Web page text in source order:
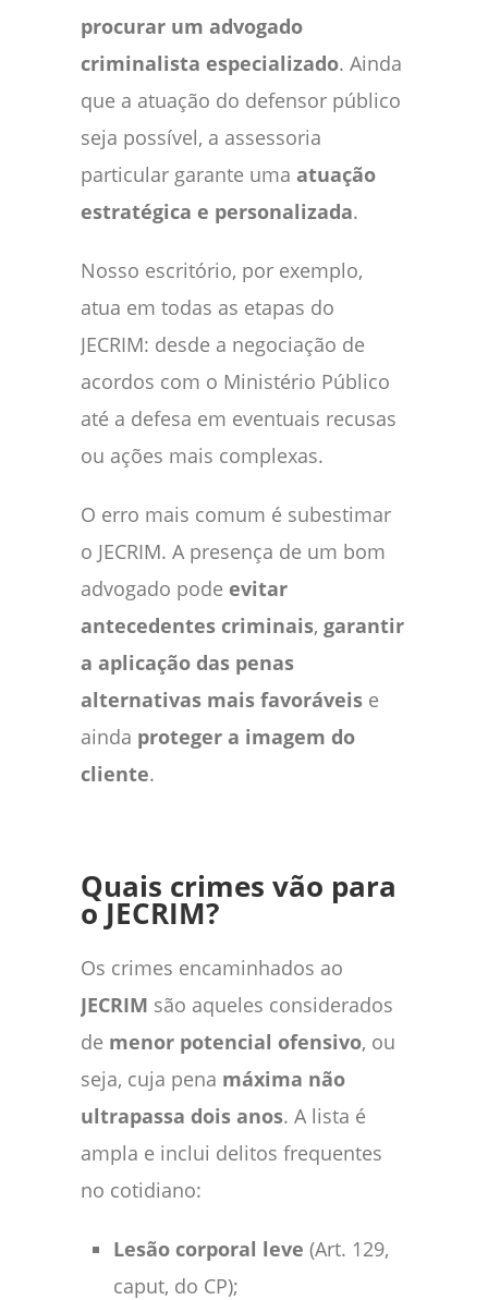
procurar um advogado
criminalista especializado. Ainda
que a atuação do defensor público
seja possível, a assessoria
particular garante uma atuação
estratégica e personalizada.
Nosso escritório, por exemplo,
atua em todas as etapas do
JECRIM: desde a negociação de
acordos com o Ministério Público
até a defesa em eventuais recusas
ou ações mais complexas.
O erro mais comum é subestimar
o JECRIM. A presença de um bom
advogado pode evitar
antecedentes criminais, garantir
a aplicação das penas
alternativas mais favoráveis e
ainda proteger a imagem do
cliente.
Quais crimes vão para
o JECRIM?
Os crimes encaminhados ao
JECRIM são aqueles considerados
de menor potencial ofensivo, ou
seja, cuja pena máxima não
ultrapassa dois anos. A lista é
ampla e inclui delitos frequentes
no cotidiano:
Lesão corporal leve (Art. 129,
caput, do CP);